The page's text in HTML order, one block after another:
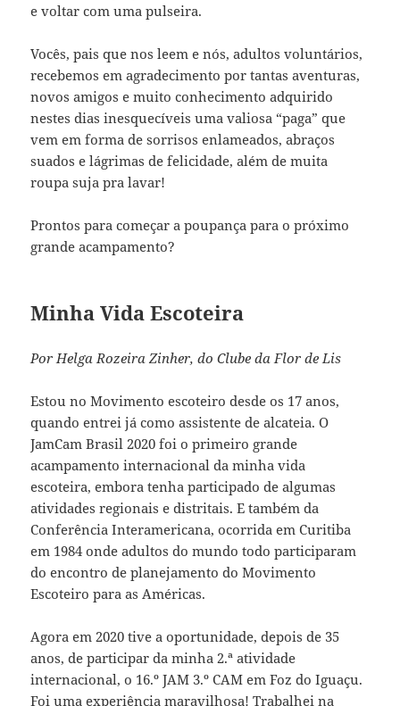
e voltar com uma pulseira.
Vocês, pais que nos leem e nós, adultos voluntários,
recebemos em agradecimento por tantas aventuras,
novos amigos e muito conhecimento adquirido
nestes dias inesquecíveis uma valiosa “paga” que
vem em forma de sorrisos enlameados, abraços
suados e lágrimas de felicidade, além de muita
roupa suja pra lavar!
Prontos para começar a poupança para o próximo
grande acampamento?
Minha Vida Escoteira
Por Helga Rozeira Zinher, do Clube da Flor de Lis
Estou no Movimento escoteiro desde os 17 anos,
quando entrei já como assistente de alcateia. O
JamCam Brasil 2020 foi o primeiro grande
acampamento internacional da minha vida
escoteira, embora tenha participado de algumas
atividades regionais e distritais. E também da
Conferência Interamericana, ocorrida em Curitiba
em 1984 onde adultos do mundo todo participaram
do encontro de planejamento do Movimento
Escoteiro para as Américas.
Agora em 2020 tive a oportunidade, depois de 35
anos, de participar da minha 2.ª atividade
internacional, o 16.º JAM 3.º CAM em Foz do Iguaçu.
Foi uma experiência maravilhosa! Trabalhei na